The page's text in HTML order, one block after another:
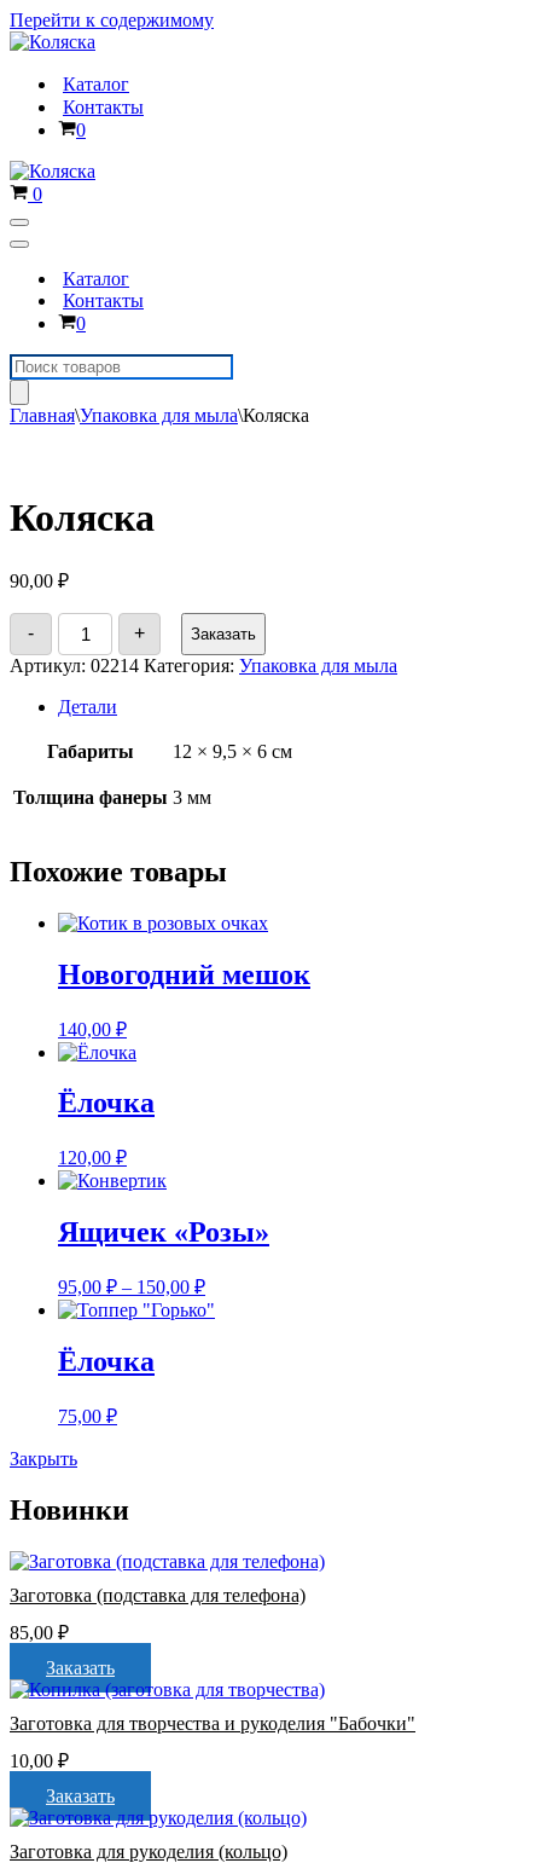
Перейти к содержимому
Каталог
Контакты
Корзина
0
Корзина
0
Меню
навигации
Меню
навигацииКаталог
Контакты
Корзина
0
Поиск
товаров
Главная\Упаковка для мыла\Коляска
Коляска
90,00 ₽
-
Количество
товара
Коляска
+ Заказать
Артикул: 02214 Категория: Упаковка для мыла
Детали
Габариты 12 × 9,5 × 6 см
Толщина фанеры 3 мм
Похожие товары
Новогодний мешок
140,00 ₽
Ёлочка
120,00 ₽
Ящичек «Розы»
95,00 ₽ – 150,00 ₽
Ёлочка
75,00 ₽
Закрыть
Новинки
Заготовка (подставка для телефона)
85,00 ₽
Заказать
Заготовка для творчества и рукоделия "Бабочки"
10,00 ₽
Заказать
Заготовка для рукоделия (кольцо)